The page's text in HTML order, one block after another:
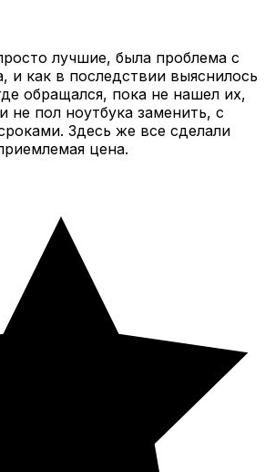
лучшие, была проблема с
и как в последствии выяснилось
обращался, пока не нашел их,
не пол ноутбука заменить, с
Здесь же все сделали
цена.